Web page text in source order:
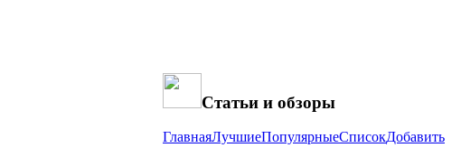
Статьи и обзоры
ГлавнаяЛучшиеПопулярныеСписокДобавить